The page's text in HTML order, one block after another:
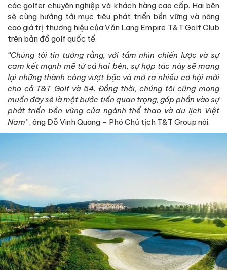
các golfer chuyên nghiệp và khách hàng cao cấp. Hai bên
sẽ cùng hướng tới mục tiêu phát triển bền vững và nâng
cao giá trị thương hiệu của Văn Lang Empire T&T Golf Club
trên bản đồ golf quốc tế.
“Chúng tôi tin tưởng rằng, với tầm nhìn chiến lược và sự
cam kết mạnh mẽ từ cả hai bên, sự hợp tác này sẽ mang
lại những thành công vượt bậc và mở ra nhiều cơ hội mới
cho cả T&T Golf và 54. Đồng thời, chúng tôi cũng mong
muốn đây sẽ là một bước tiến quan trọng, góp phần vào sự
phát triển bền vững của ngành thể thao và du lịch Việt
Nam”, ông Đỗ Vinh Quang – Phó Chủ tịch T&T Group nói.